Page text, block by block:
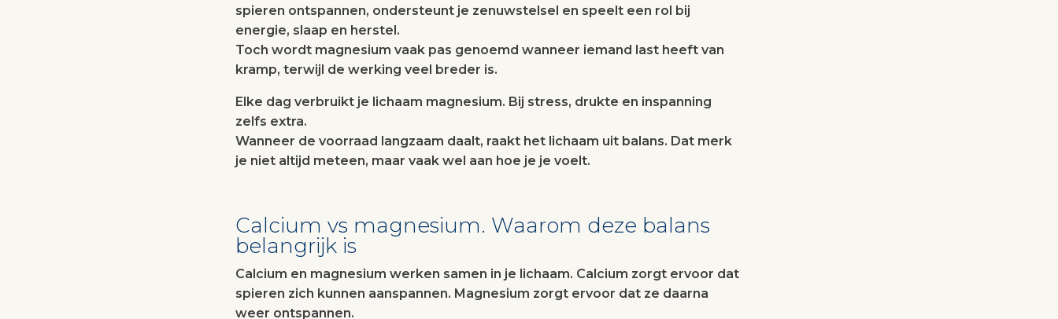
spieren ontspannen, ondersteunt je zenuwstelsel en speelt een rol bij
energie, slaap en herstel.
Toch wordt magnesium vaak pas genoemd wanneer iemand last heeft van
kramp, terwijl de werking veel breder is.
Elke dag verbruikt je lichaam magnesium. Bij stress, drukte en inspanning
zelfs extra.
Wanneer de voorraad langzaam daalt, raakt het lichaam uit balans. Dat merk
je niet altijd meteen, maar vaak wel aan hoe je je voelt.
Calcium vs magnesium. Waarom deze balans
belangrijk is
Calcium en magnesium werken samen in je lichaam. Calcium zorgt ervoor dat
spieren zich kunnen aanspannen. Magnesium zorgt ervoor dat ze daarna
weer ontspannen.